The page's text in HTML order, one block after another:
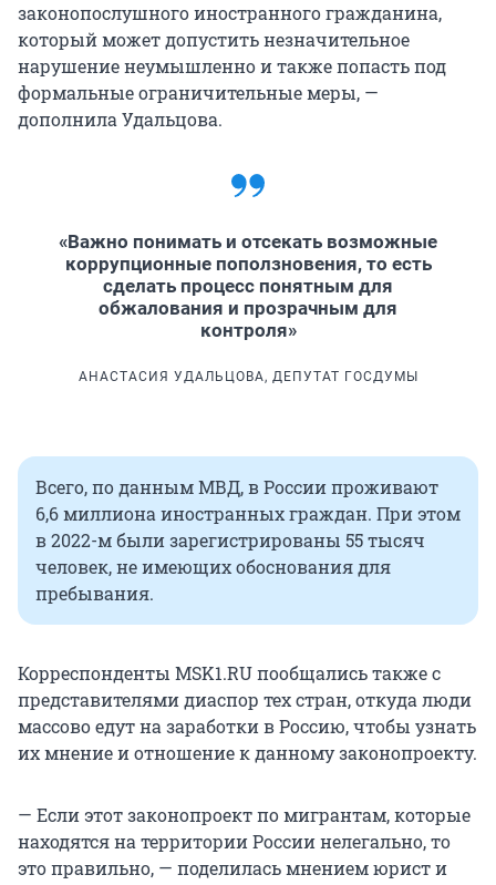
законопослушного иностранного гражданина,
который может допустить незначительное
нарушение неумышленно и также попасть под
формальные ограничительные меры, —
дополнила Удальцова.
«Важно понимать и отсекать возможные
коррупционные поползновения, то есть
сделать процесс понятным для
обжалования и прозрачным для
контроля»
АНАСТАСИЯ УДАЛЬЦОВА, ДЕПУТАТ ГОСДУМЫ
Всего, по данным МВД, в России проживают
6,6 миллиона иностранных граждан. При этом
в 2022-м были зарегистрированы 55 тысяч
человек, не имеющих обоснования для
пребывания.
Корреспонденты MSK1.RU пообщались также с
представителями диаспор тех стран, откуда люди
массово едут на заработки в Россию, чтобы узнать
их мнение и отношение к данному законопроекту.
— Если этот законопроект по мигрантам, которые
находятся на территории России нелегально, то
это правильно, — поделилась мнением юрист и